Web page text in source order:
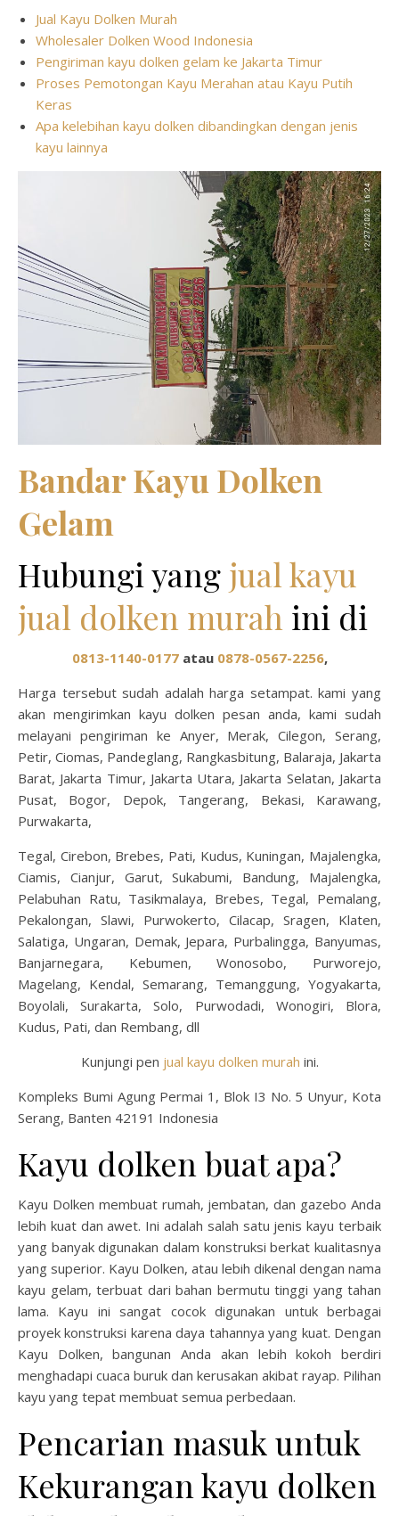
Jual Kayu Dolken Murah
Wholesaler Dolken Wood Indonesia
Pengiriman kayu dolken gelam ke Jakarta Timur
Proses Pemotongan Kayu Merahan atau Kayu Putih
Keras
Apa kelebihan kayu dolken dibandingkan dengan jenis
kayu lainnya
Bandar Kayu Dolken
Gelam
Hubungi yang jual kayu
jual dolken murah ini di
0813-1140-0177atau 0878-0567-2256,
Harga tersebut sudah adalah harga setampat. kami yang
akan mengirimkan kayu dolken pesan anda, kami sudah
melayani pengiriman ke Anyer, Merak, Cilegon, Serang,
Petir, Ciomas, Pandeglang, Rangkasbitung, Balaraja, Jakarta
Barat, Jakarta Timur, Jakarta Utara, Jakarta Selatan, Jakarta
Pusat, Bogor, Depok, Tangerang, Bekasi, Karawang,
Purwakarta,
Tegal, Cirebon, Brebes, Pati, Kudus, Kuningan, Majalengka,
Ciamis, Cianjur, Garut, Sukabumi, Bandung, Majalengka,
Pelabuhan Ratu, Tasikmalaya, Brebes, Tegal, Pemalang,
Pekalongan, Slawi, Purwokerto, Cilacap, Sragen, Klaten,
Salatiga, Ungaran, Demak, Jepara, Purbalingga, Banyumas,
Banjarnegara, Kebumen, Wonosobo, Purworejo,
Magelang, Kendal, Semarang, Temanggung, Yogyakarta,
Boyolali, Surakarta, Solo, Purwodadi, Wonogiri, Blora,
Kudus, Pati, dan Rembang, dll
Kunjungi pen jual kayu dolken murah ini.
Kompleks Bumi Agung Permai 1, Blok I3 No. 5 Unyur, Kota
Serang, Banten 42191 Indonesia
Kayu dolken buat apa?
Kayu Dolken membuat rumah, jembatan, dan gazebo Anda
lebih kuat dan awet. Ini adalah salah satu jenis kayu terbaik
yang banyak digunakan dalam konstruksi berkat kualitasnya
yang superior. Kayu Dolken, atau lebih dikenal dengan nama
kayu gelam, terbuat dari bahan bermutu tinggi yang tahan
lama. Kayu ini sangat cocok digunakan untuk berbagai
proyek konstruksi karena daya tahannya yang kuat. Dengan
Kayu Dolken, bangunan Anda akan lebih kokoh berdiri
menghadapi cuaca buruk dan kerusakan akibat rayap. Pilihan
kayu yang tepat membuat semua perbedaan.
Pencarian masuk untuk
Kekurangan kayu dolken